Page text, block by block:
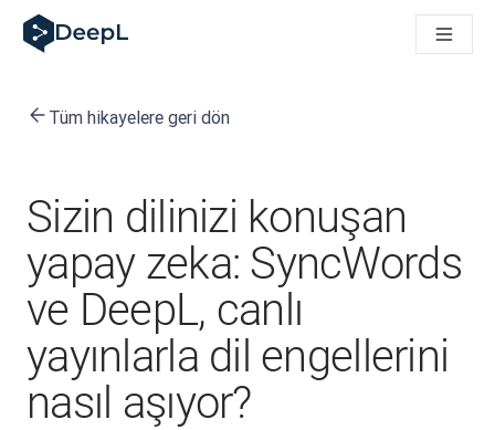
AI ajanları için DeepL
DeepL Translation Flow: Önemli kullanım senaryoları ve
Translation Flow’u Keşfedin: Çeviri iş akışlarını baştan
Yüksek kaliteli metin çevirisinden gerçek zamanlı ses
Building an instantly accessible voice demo with DeepL
Tüm hikayelere geri dön
Sizin dilinizi konuşan
yapay zeka: SyncWords
ve DeepL, canlı
yayınlarla dil engellerini
nasıl aşıyor?